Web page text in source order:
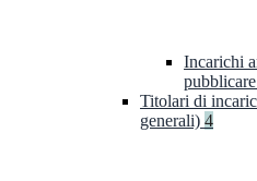
Incarichi
Titolari di
generali) 4